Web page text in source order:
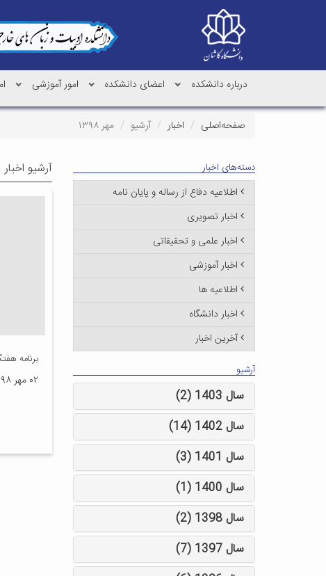
درباره دانشکده اعضای دانشکده امور آموزشی
صفحه‌اصلی اخبار آرشیو مهر ۱۳۹۸
آرشیو اخبار
برنامه
۰۲ مهر ۱۳۹۸
دسته‌های اخبار
اطلاعیه دفاع از رساله و پایان نامه
اخبار تصویری
اخبار علمی و تحقیقاتی
اخبار آموزشی
اطلاعیه ها
اخبار دانشگاه
آخرین اخبار
آرشیو
سال 1403 (2)
سال 1402 (14)
سال 1401 (3)
سال 1400 (1)
سال 1398 (2)
سال 1397 (7)